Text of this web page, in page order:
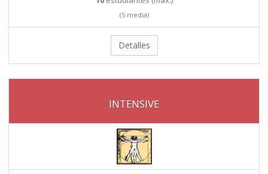
(5 media)
Detalles
INTENSIVE